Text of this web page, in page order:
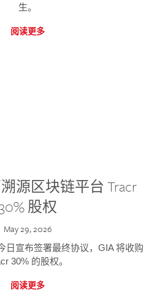
生。
阅读更多
源区块链平台 Tracr
股权
May 29, 2026
日宣布签署最终协议，GIA 将收购
30% 的股权。
阅读更多